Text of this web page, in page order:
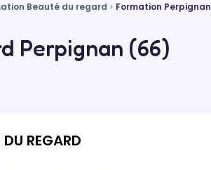
Beauté du regard Formation Perpignan
Perpignan (66)
REGARD